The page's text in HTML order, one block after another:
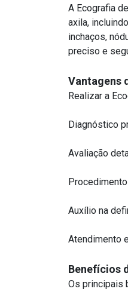
A Ecografia
axila,
inchaços,
preciso e
Vantagens
Realizar a
Diagnóstico
Avaliação
Auxílio na
Atendimento
Benefícios
Os principais